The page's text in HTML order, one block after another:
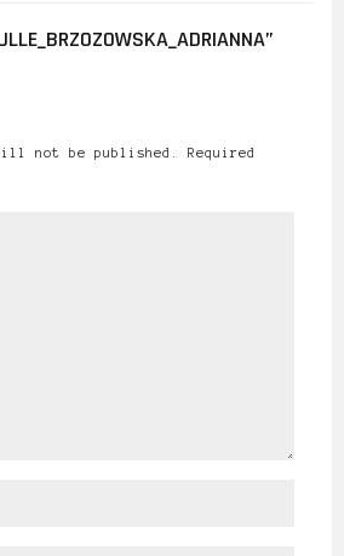
not be published. Required